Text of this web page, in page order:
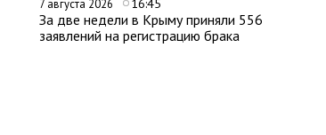
7 августа 2026 16:45
За две недели в Крыму приняли 556
заявлений на регистрацию брака